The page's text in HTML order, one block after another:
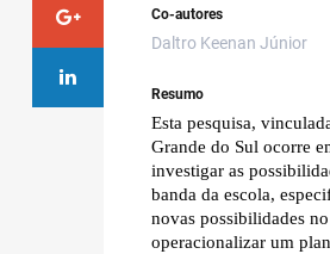
Co-autores
Daltro Keenan Júnior
Resumo
Esta pesquisa,
Grande do Sul ocorre
investigar as
banda da escola,
novas possibilidades
operacionalizar um